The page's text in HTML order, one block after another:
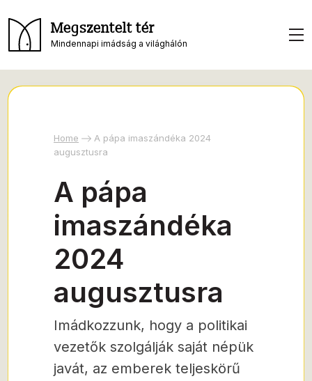
Megszentelt tér
Mindennapi imádság a világhálón
Home
A pápa imaszándéka 2024
augusztusra
A pápa
imaszándéka
2024
augusztusra
Imádkozzunk, hogy a politikai
vezetők szolgálják saját népük
javát, az emberek teljeskörű